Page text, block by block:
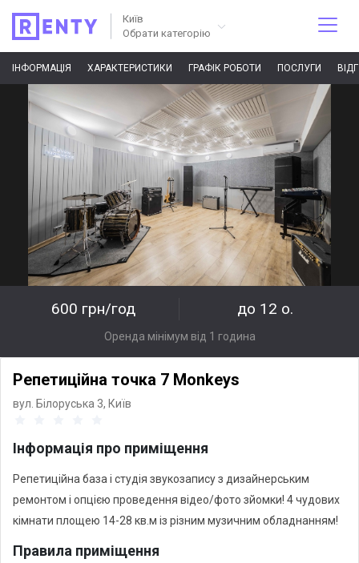
Київ
Обрати категорію
ІНФОРМАЦІЯ ХАРАКТЕРИСТИКИ ГРАФІК РОБОТИ ПОСЛУГИ
600 грн/год до 12 о.
Оренда мінімум від 1 година
Репетиційна точка 7 Monkeys
вул. Білоруська 3, Київ
Інформація про приміщення
Репетиційна база і студія звукозапису з дизайнерським
ремонтом і опцією проведення відео/фото зйомки! 4 чудових
кімнати площею 14-28 кв.м із різним музичним обладнанням!
Правила приміщення